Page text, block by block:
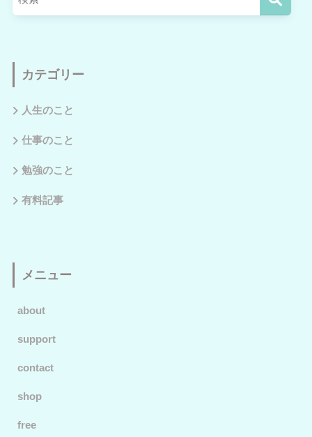
カテゴリー
人生のこと
仕事のこと
勉強のこと
有料記事
メニュー
about
support
contact
shop
free